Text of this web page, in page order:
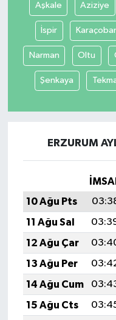
Aşkale Aziziye
İspir
Narman Oltu
Şenkaya
ERZURUM
10 Ağu Pts
11 Ağu Sal
12 Ağu Çar
13 Ağu Per
14 Ağu Cum
15 Ağu Cts